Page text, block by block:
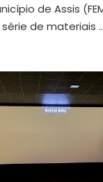
de Assis
de materiais